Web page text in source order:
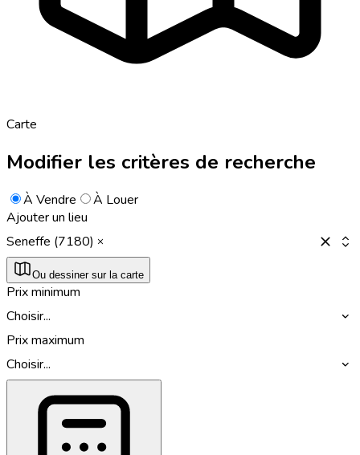
Carte
Modifier les critères de recherche
À Vendre
À Louer
Ajouter un lieu
Seneffe (7180)
Ou dessiner sur la carte
Prix minimum
Choisir...
Prix maximum
Choisir...